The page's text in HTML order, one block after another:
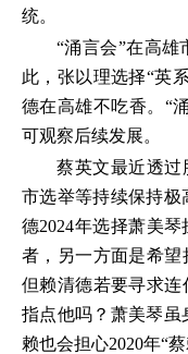
统。
“涌言会”在高雄
此，张以理选择“英
德在高雄不吃香。“
可观察后续发展。
蔡英文最近透过
市选举等持续保持极
德2024年选择萧美
者，另一方面是希望
但赖清德若要寻求连
指点他吗？萧美琴虽
赖也会担心2020年“